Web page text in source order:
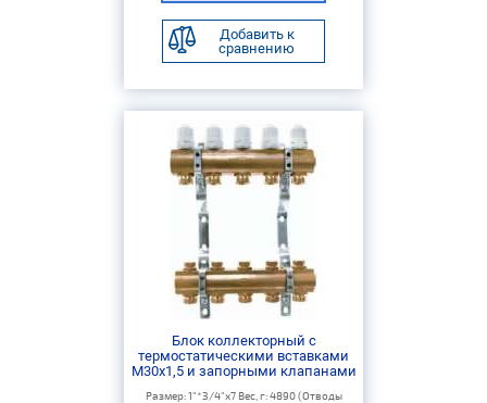
Добавить к
сравнению
Блок коллекторный с
термостатическими вставками
M30x1,5 и запорными клапанами
Размер: 1"*3/4"х7 Вес, г: 4890 (Отводы